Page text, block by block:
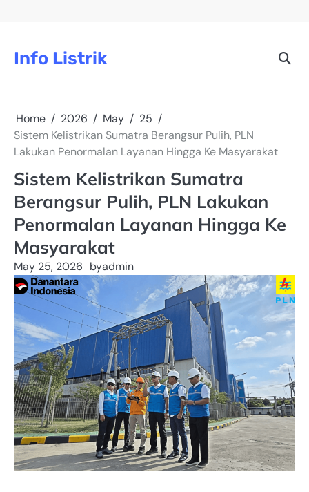
Info Listrik
Home 2026 May
25
Sistem Kelistrikan Sumatra Berangsur Pulih, PLN
Lakukan Penormalan Layanan Hingga Ke Masyarakat
Sistem Kelistrikan Sumatra
Berangsur Pulih, PLN Lakukan
Penormalan Layanan Hingga Ke
Masyarakat
May 25, 2026 byadmin